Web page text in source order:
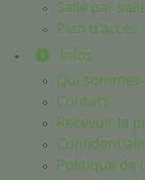
Salle par
Plan d'accès
Infos
Qui
Contact
Recevoir le
Politique de